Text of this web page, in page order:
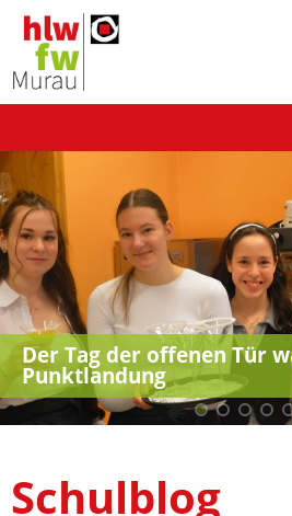
Der Tag der offenen Tür
Punktlandung
Kreativwettbewerb: Song
Murau Murtal
Austausch in Lleida,
Tag der offenen Tür 2025
Hautkrebsprävention
Schulblog